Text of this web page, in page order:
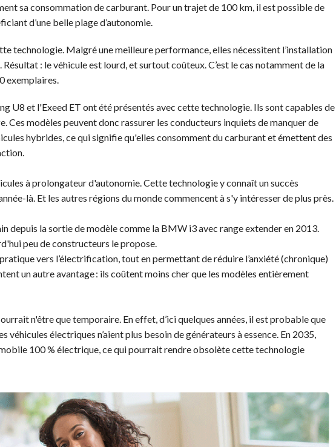
sa consommation de carburant. Pour un trajet de 100 km, il est possible de
d’une belle plage d’autonomie.
technologie. Malgré une meilleure performance, elles nécessitent l’installation
: le véhicule est lourd, et surtout coûteux. C’est le cas notamment de la
exemplaires.
U8 et l'Exeed ET ont été présentés avec cette technologie. Ils sont capables de
Ces modèles peuvent donc rassurer les conducteurs inquiets de manquer de
hybrides, ce qui signifie qu'elles consomment du carburant et émettent des
à prolongateur d'autonomie. Cette technologie y connaît un succès
là. Et les autres régions du monde commencent à s'y intéresser de plus près.
depuis la sortie de modèle comme la BMW i3 avec range extender en 2013.
peu de constructeurs le propose.
vers l’électrification, tout en permettant de réduire l’anxiété (chronique)
un autre avantage : ils coûtent moins cher que les modèles entièrement
n'être que temporaire. En effet, d’ici quelques années, il est probable que
électriques n’aient plus besoin de générateurs à essence. En 2035,
100 % électrique, ce qui pourrait rendre obsolète cette technologie